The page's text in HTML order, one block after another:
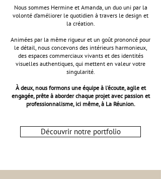
Nous sommes Hermine et Amanda, un duo uni par la
volonté d’améliorer le quotidien à travers le design et
la création.
Animées par la même rigueur et un goût prononcé pour
le détail, nous concevons des intérieurs harmonieux,
des espaces commerciaux vivants et des identités
visuelles authentiques, qui mettent en valeur votre
singularité.
À deux, nous formons une équipe à l’écoute, agile et
engagée, prête à aborder chaque projet avec passion et
professionnalisme, ici même, à La Réunion.
Découvrir notre portfolio